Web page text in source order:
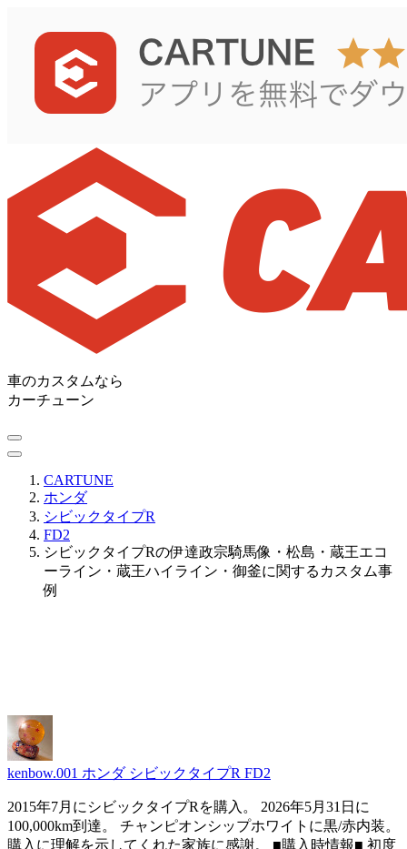
車のカスタムなら
カーチューン
CARTUNE
ホンダ
シビックタイプR
FD2
シビックタイプRの伊達政宗騎馬像・松島・蔵王エコ
ーライン・蔵王ハイライン・御釜に関するカスタム事
例
kenbow.001 ホンダ シビックタイプR FD2
2015年7月にシビックタイプRを購入。 2026年5月31日に
100,000km到達。 チャンピオンシップホワイトに黒/赤内装。
購入に理解を示してくれた家族に感謝。 ■購入時情報■ 初度